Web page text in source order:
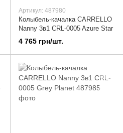
Артикул: 487980
Колыбель-качалка CARRELLO
Nanny 3в1 CRL-0005 Azure Star
4 765 грн/шт.